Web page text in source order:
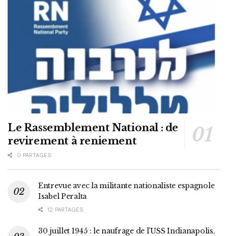
Le Rassemblement National : de
revirement à reniement
0 PARTAGES
Entrevue avec la militante nationaliste espagnole
Isabel Peralta
12 PARTAGES
30 juillet 1945 : le naufrage de l’USS Indianapolis,